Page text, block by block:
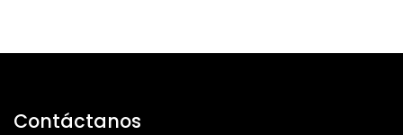
Contáctanos